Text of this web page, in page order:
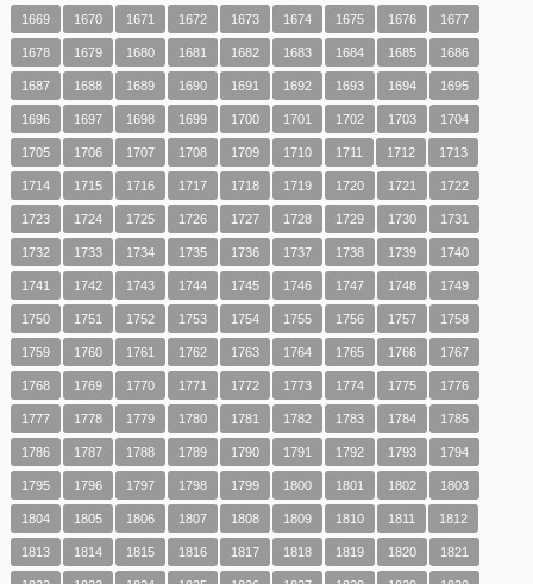
1669 1670 1671 1672 1673 1674 1675 1676 1677
1678 1679 1680 1681 1682 1683 1684 1685 1686
1687 1688 1689 1690 1691 1692 1693 1694 1695
1696 1697 1698 1699 1700 1701 1702 1703 1704
1705 1706 1707 1708 1709 1710 1711 1712 1713
1714 1715 1716 1717 1718 1719 1720 1721 1722
1723 1724 1725 1726 1727 1728 1729 1730 1731
1732 1733 1734 1735 1736 1737 1738 1739 1740
1741 1742 1743 1744 1745 1746 1747 1748 1749
1750 1751 1752 1753 1754 1755 1756 1757 1758
1759 1760 1761 1762 1763 1764 1765 1766 1767
1768 1769 1770 1771 1772 1773 1774 1775 1776
1777 1778 1779 1780 1781 1782 1783 1784 1785
1786 1787 1788 1789 1790 1791 1792 1793 1794
1795 1796 1797 1798 1799 1800 1801 1802 1803
1804 1805 1806 1807 1808 1809 1810 1811 1812
1813 1814 1815 1816 1817 1818 1819 1820 1821